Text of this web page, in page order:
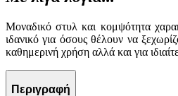
Μοναδικό στυλ και κομψότητα
ιδανικό για όσους θέλουν να
καθημερινή χρήση αλλά και για
Περιγραφή